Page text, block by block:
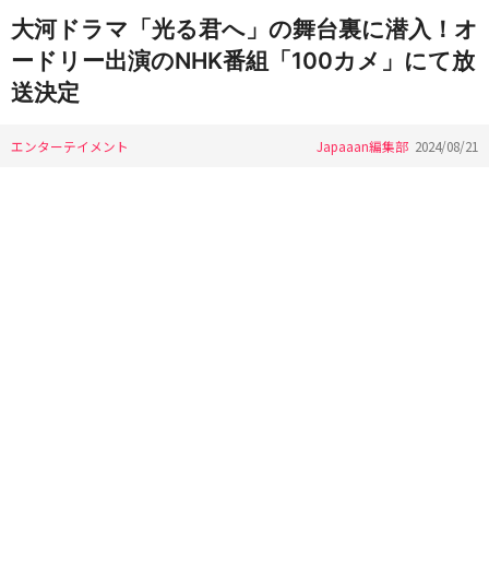
大河ドラマ「光る君へ」の舞台裏に潜入！オ
ードリー出演のNHK番組「100カメ」にて放
送決定
エンターテイメント Japaaan編集部 2024/08/21